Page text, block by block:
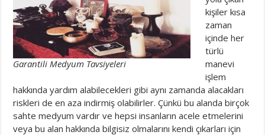
Garantili Medyum Tavsiyeleri
kişiler kısa
zaman
içinde her
türlü
manevi
işlem
hakkında yardım alabilecekleri gibi aynı zamanda alacakları
riskleri de en aza indirmiş olabilirler. Çünkü bu alanda birçok
sahte medyum vardır ve hepsi insanların acele etmelerini
veya bu alan hakkında bilgisiz olmalarını kendi çıkarları için